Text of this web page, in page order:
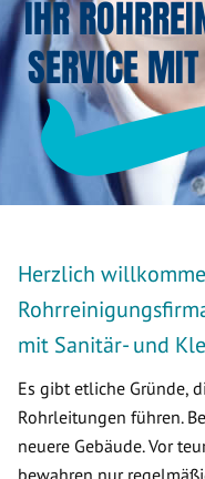
IHR
SERVICE
Herzlich
mit Sanitär- und
Es gibt etliche Gründe,
Rohrleitungen führen.
neuere Gebäude. Vor
bewahren nur